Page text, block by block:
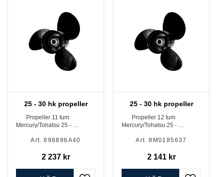
25 - 30 hk propeller
Propeller 11 tum
Mercury/Tohatsu 25 - 30
896896A40
2 237kr
25 - 30 hk propeller
Propeller 12 tum
Mercury/Tohatsu 25 - 30
8M0185637
2 141kr